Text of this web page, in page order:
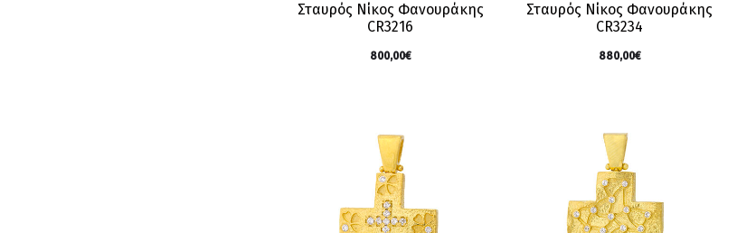
Σταυρός Νίκος Φανουράκης
CR3216
800,00€
Σταυρός Νίκος Φανουράκης
CR3234
880,00€